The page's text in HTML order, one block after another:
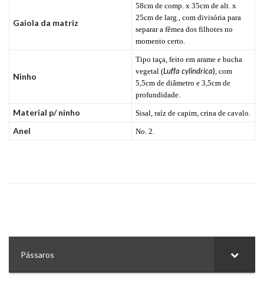
Gaiola da matriz
58cm de comp. x 35cm de alt. x
25cm de larg., com divisória para
separar a fêmea dos filhotes no
momento certo.
Ninho
Tipo taça, feito em arame e bucha
vegetal (Luffa cylindrica) , com
5,5cm de diâmetro e 3,5cm de
profundidade.
Material p/ ninho Sisal, raíz de capim, crina de cavalo.
Anel No. 2.
Pássaros